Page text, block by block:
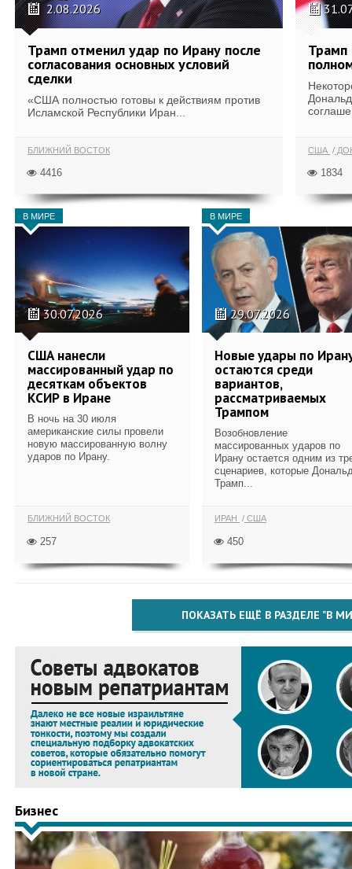
2.08.2026
Трамп отменил удар по Ирану после
согласования основных условий
сделки
«США полностью готовы к действиям против
Исламской Республики Иран...
БЛИЖНИЙ ВОСТОК
4416
Трамп
США
1834
В МИРЕ
30.07.2026
США нанесли
массированный удар по
десяткам объектов
КСИР в Иране
В ночь на 30 июля
американские силы провели
новую массированную волну
ударов по Ирану.
БЛИЖНИЙ ВОСТОК
257
В МИРЕ
29.07.2026
Новые удары по
остаются среди
вариантов,
рассматриваемых
Трампом
Возобновление
массированных ударов по
Ирану остается одним из
сценариев, которые
Трамп...
ИРАН США
450
ПОКАЗАТЬ ЕЩЁ В РАЗДЕЛЕ "В
Бизнес